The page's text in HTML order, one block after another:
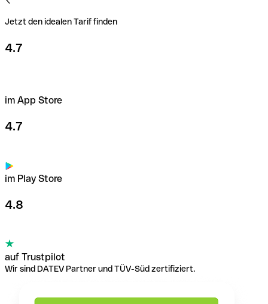
Jetzt den idealen Tarif finden
4.7
im App Store
4.7
im Play Store
4.8
auf Trustpilot
Wir sind DATEV Partner und TÜV-Süd zertifiziert.